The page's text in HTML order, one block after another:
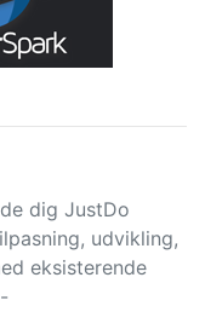
dig JustDo
udvikling,
eksisterende